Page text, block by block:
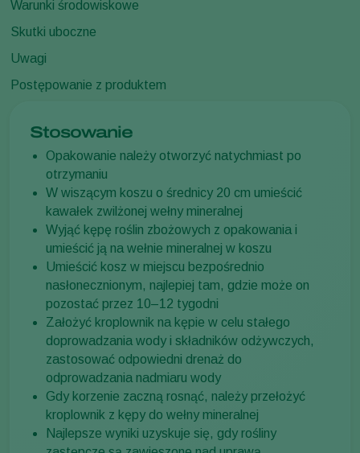
Warunki środowiskowe
Skutki uboczne
Uwagi
Postępowanie z produktem
Stosowanie
Opakowanie należy otworzyć natychmiast po
otrzymaniu
W wiszącym koszu o średnicy 20 cm umieścić
kawałek zwilżonej wełny mineralnej
Wyjąć kępę roślin zbożowych z opakowania i
umieścić ją na wełnie mineralnej w koszu
Umieścić kosz w miejscu bezpośrednio
nasłonecznionym, najlepiej tam, gdzie może on
pozostać przez 10–12 tygodni
Założyć kroplownik na kępie w celu stałego
doprowadzania wody i składników odżywczych,
zastosować odpowiedni drenaż do
odprowadzania nadmiaru wody
Gdy korzenie zaczną rosnąć, należy przełożyć
kroplownik z kępy do wełny mineralnej
Najlepsze wyniki uzyskuje się, gdy rośliny